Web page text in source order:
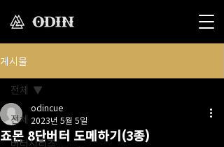
게시물
전체
버터시리즈
전체
죠몬 8단버터 도메하기(3종)
odincue
2023년 5월 5일